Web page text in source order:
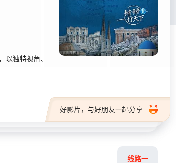
独特视角、
好影片，与好朋友一起分享
线路一